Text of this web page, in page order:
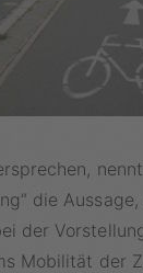
die
der
Mobilität der